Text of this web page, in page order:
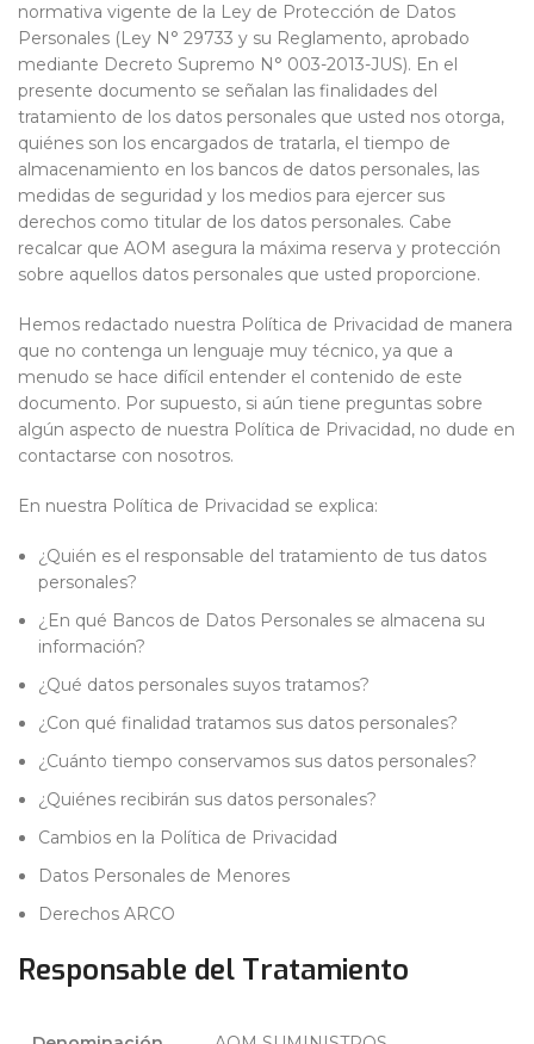
normativa vigente de la Ley de Protección de Datos
Personales (Ley N° 29733 y su Reglamento, aprobado
mediante Decreto Supremo N° 003-2013-JUS). En el
presente documento se señalan las finalidades del
tratamiento de los datos personales que usted nos otorga,
quiénes son los encargados de tratarla, el tiempo de
almacenamiento en los bancos de datos personales, las
medidas de seguridad y los medios para ejercer sus
derechos como titular de los datos personales. Cabe
recalcar que AOM asegura la máxima reserva y protección
sobre aquellos datos personales que usted proporcione.
Hemos redactado nuestra Política de Privacidad de manera
que no contenga un lenguaje muy técnico, ya que a
menudo se hace difícil entender el contenido de este
documento. Por supuesto, si aún tiene preguntas sobre
algún aspecto de nuestra Política de Privacidad, no dude en
contactarse con nosotros.
En nuestra Política de Privacidad se explica:
¿Quién es el responsable del tratamiento de tus datos
personales?
¿En qué Bancos de Datos Personales se almacena su
información?
¿Qué datos personales suyos tratamos?
¿Con qué finalidad tratamos sus datos personales?
¿Cuánto tiempo conservamos sus datos personales?
¿Quiénes recibirán sus datos personales?
Cambios en la Política de Privacidad
Datos Personales de Menores
Derechos ARCO
Responsable del Tratamiento